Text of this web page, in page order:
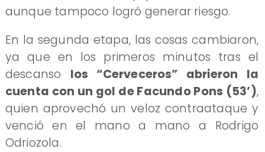
aunque tampoco logró generar riesgo.
En la segunda etapa, las cosas cambiaron,
ya que en los primeros minutos tras el
descanso los “Cerveceros” abrieron la
cuenta con un gol de Facundo Pons (53’),
quien aprovechó un veloz contraataque y
venció en el mano a mano a Rodrigo
Odriozola.